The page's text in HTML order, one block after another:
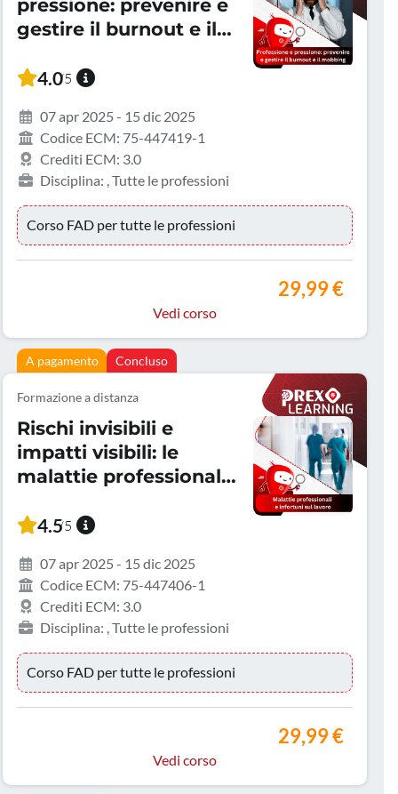
pressione: prevenire e
gestire il burnout e il
07 apr 2025 - 15 dic 2025
Codice ECM: 75-447419-1
Crediti ECM: 3.0
Disciplina: , Tutte le professioni
4.0/5
Corso FAD per tutte le professioni
29,99 €
Vedi corso
A pagamento Concluso
Formazione a distanza
Rischi invisibili e
impatti visibili: le
malattie professionali
lavoro
07 apr 2025 - 15 dic 2025
Codice ECM: 75-447406-1
Crediti ECM: 3.0
Disciplina: , Tutte le professioni
4.5/5
Corso FAD per tutte le professioni
29,99 €
Vedi corso